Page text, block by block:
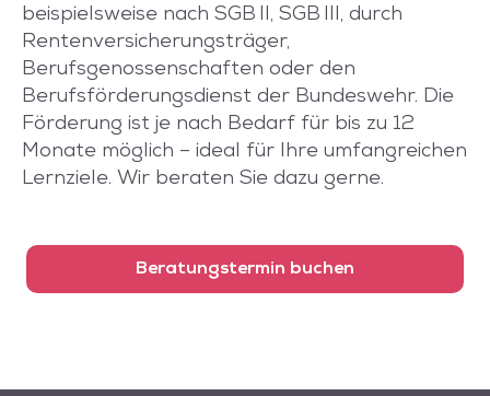
beispielsweise nach SGB II, SGB III, durch
Rentenversicherungsträger,
Berufsgenossenschaften oder den
Berufsförderungsdienst der Bundeswehr. Die
Förderung ist je nach Bedarf für bis zu 12
Monate möglich – ideal für Ihre umfangreichen
Lernziele. Wir beraten Sie dazu gerne.
Beratungstermin buchen